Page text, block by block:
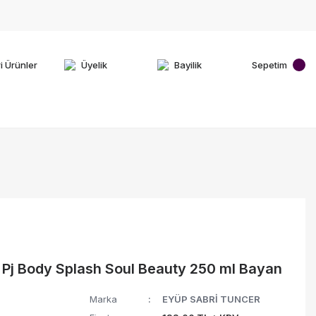
Ürünler Üyelik Bayilik Sepetim
Body Splash Soul Beauty 250 ml Bayan
Marka
EYÜP SABRİ TUNCER